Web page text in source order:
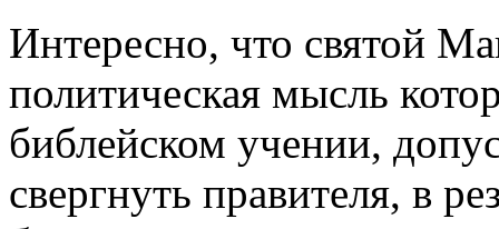
Интересно, что святой
политическая мысль
библейском учении,
свергнуть правителя, в